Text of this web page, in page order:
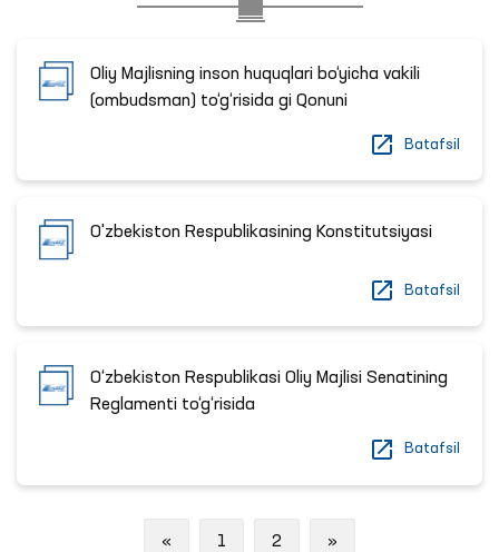
Oliy Majlisning inson huquqlari bo‘yicha vakili
(ombudsman) to‘g‘risida gi Qonuni
Batafsil
O'zbekiston Respublikasining Konstitutsiyasi
Batafsil
O‘zbekiston Respublikasi Oliy Majlisi Senatining
Reglamenti to‘g‘risida
Batafsil
« Previous
1 2 »